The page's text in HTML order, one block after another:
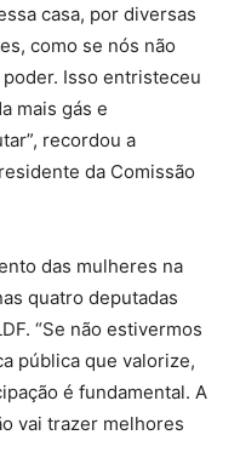
casa, por diversas
como se nós não
Isso entristeceu
mais gás e
recordou a
da Comissão
das mulheres na
quatro deputadas
“Se não estivermos
pública que valorize,
é fundamental. A
vai trazer melhores